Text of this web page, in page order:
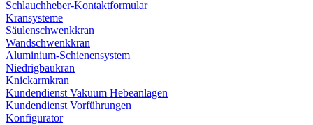
Schlauchheber-Kontaktformular
Kransysteme
Säulenschwenkkran
Wandschwenkkran
Aluminium-Schienensystem
Niedrigbaukran
Knickarmkran
Kundendienst Vakuum Hebeanlagen
Kundendienst Vorführungen
Konfigurator